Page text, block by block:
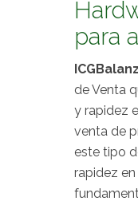
para
de Venta
y rapidez
venta de
este tipo
rapidez